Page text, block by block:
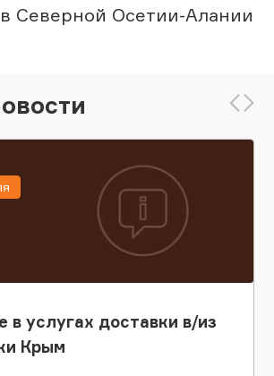
Северной Осетии-Алании
в услугах доставки в/из
Крым